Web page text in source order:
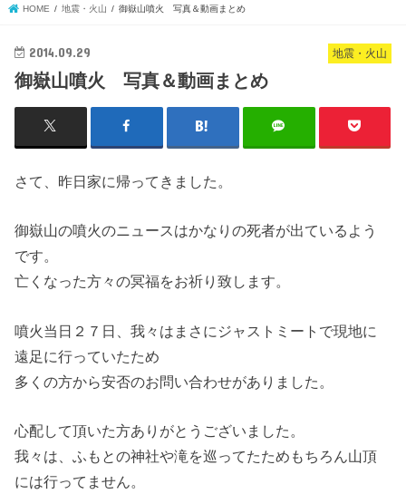
HOME 地震・火山 御嶽山噴火 写真＆動画まとめ
地震・火山
2014.09.29
御嶽山噴火 写真＆動画まとめ
さて、昨日家に帰ってきました。
御嶽山の噴火のニュースはかなりの死者が出ているよう
です。
亡くなった方々の冥福をお祈り致します。
噴火当日２７日、我々はまさにジャストミートで現地に
遠足に行っていたため
多くの方から安否のお問い合わせがありました。
心配して頂いた方ありがとうございました。
我々は、ふもとの神社や滝を巡ってたためもちろん山頂
には行ってません。